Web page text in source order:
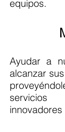
equipos.
Ayudar a
alcanzar
innovadores